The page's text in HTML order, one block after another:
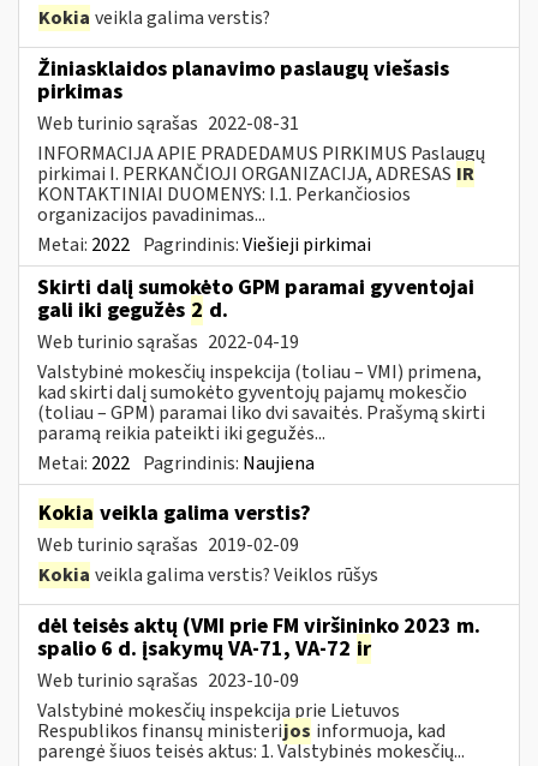
Kokia veikla galima verstis?
Žiniasklaidos planavimo paslaugų viešasis
pirkimas
Web turinio sąrašas 2022-08-31
INFORMACIJA APIE PRADEDAMUS PIRKIMUS Paslaugų
pirkimai I. PERKANČIOJI ORGANIZACIJA, ADRESAS IR
KONTAKTINIAI DUOMENYS: I.1. Perkančiosios
organizacijos pavadinimas...
Metai: 2022 Pagrindinis:Viešieji pirkimai
Skirti dalį sumokėto GPM paramai gyventojai
gali iki gegužės 2 d.
Web turinio sąrašas 2022-04-19
Valstybinė mokesčių inspekcija (toliau – VMI) primena,
kad skirti dalį sumokėto gyventojų pajamų mokesčio
(toliau – GPM) paramai liko dvi savaitės. Prašymą skirti
paramą reikia pateikti iki gegužės...
Metai: 2022 Pagrindinis: Naujiena
Kokia veikla galima verstis?
Web turinio sąrašas 2019-02-09
Kokia veikla galima verstis? Veiklos rūšys
dėl teisės aktų (VMI prie FM viršininko 2023 m.
spalio 6 d. įsakymų VA-71, VA-72 ir
Web turinio sąrašas 2023-10-09
Valstybinė mokesčių inspekcija prie Lietuvos
Respublikos finansų ministerijos informuoja, kad
parengė šiuos teisės aktus: 1. Valstybinės mokesčių...